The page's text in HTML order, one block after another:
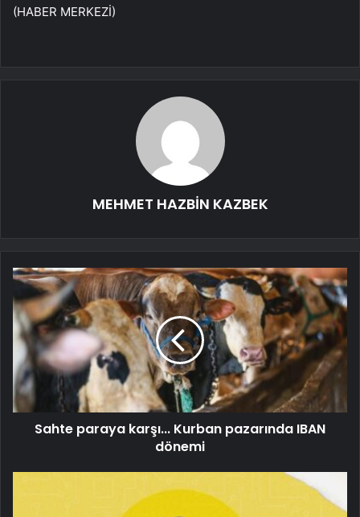
(HABER MERKEZİ)
MEHMET HAZBİN KAZBEK
Sahte paraya karşı... Kurban pazarında IBAN
dönemi